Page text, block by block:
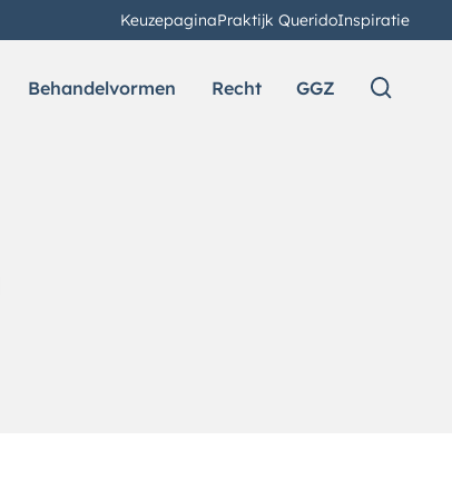
KeuzepaginaPraktijk QueridoInspiratie
Behandelvormen Recht GGZ